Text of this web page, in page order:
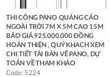
THI CÔNG PANO QUẢNG CÁO
NGOÀI TRỜI 7M X 5M CAO 15M
BÁO GIÁ 925.000.000 ĐỒNG
HOÀN THIỆN , QUÝ KHACH XEM
CHI TIẾT TẢI BẢN VẼ PANO, DỰ
TOÁN VỀ THAM KHẢO
Code: 5224